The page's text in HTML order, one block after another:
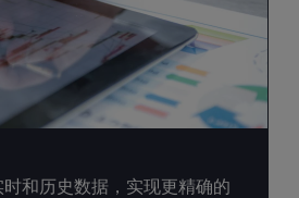
和历史数据，实现更精确的